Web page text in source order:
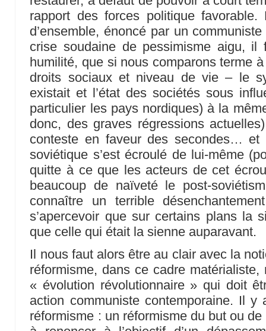
rapport des forces politique
d’ensemble, énoncé par un
crise soudaine de pessimisme aigu, il
humilité, que si nous comparons terme
droits sociaux et niveau de vie – le
existait et l’état des sociétés sous
particulier les pays nordiques) à la
donc, des graves régressions
conteste en faveur des secondes… et
soviétique s’est écroulé de lui-même
quitte à ce que les acteurs de cet
beaucoup de naïveté le post-
connaître un terrible
s’apercevoir que sur certains plans la
que celle qui était la sienne auparavant.
Il nous faut alors être au clair avec la
réformisme, dans ce cadre matérialiste,
« évolution révolutionnaire » qui doit
action communiste contemporaine. Il
réformisme : un réformisme du but ou